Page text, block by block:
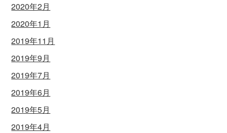
2020年2月
2020年1月
2019年11月
2019年9月
2019年7月
2019年6月
2019年5月
2019年4月